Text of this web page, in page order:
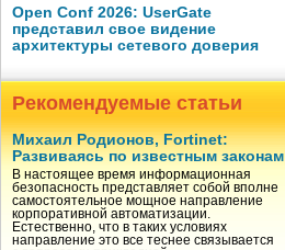
Open Conf 2026: UserGate
представил свое видение
архитектуры сетевого доверия
Рекомендуемые статьи
Михаил Родионов, Fortinet:
Развиваясь по известным законам
В настоящее время информационная
безопасность представляет собой вполне
самостоятельное мощное направление
корпоративной автоматизации.
Естественно, что в таких условиях
направление это все теснее связывается